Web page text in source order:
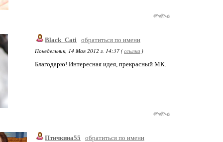
Black_Cati обратиться по имени
Понедельник, 14 Мая 2012 г. 14:37 (ссылка )
Благодарю! Интересная идея, прекрасный МК.
Птичкина55
обратиться по имени